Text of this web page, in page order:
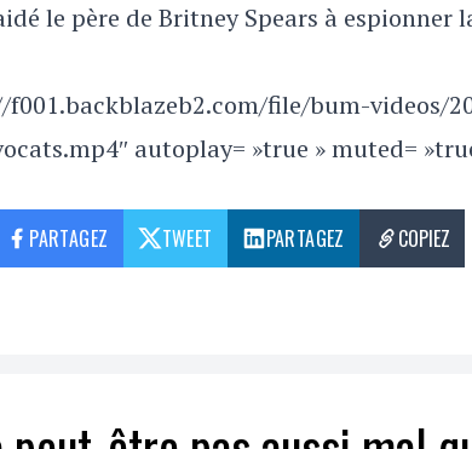
le père de Britney Spears à espionner
file/bum-videos/
autoplay= »true » muted=
PARTAGEZ TWEET PARTAGEZ COPIEZ